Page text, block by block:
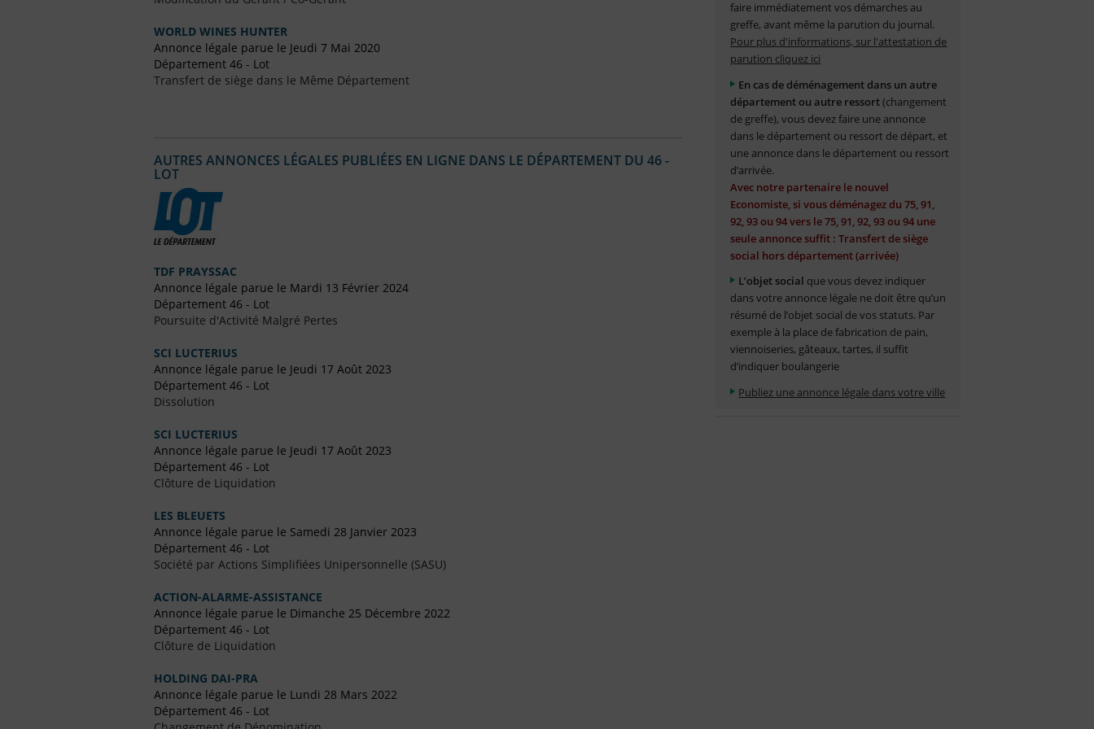
WORLD WINES HUNTER
Annonce légale parue le Jeudi 7 Mai 2020
Département 46 - Lot
Transfert de siège dans le Même Département
AUTRES ANNONCES LÉGALES PUBLIÉES EN LIGNE DANS LE DÉPARTEMENT DU 46 -
LOT
TDF PRAYSSAC
Annonce légale parue le Mardi 13 Février 2024
Département 46 - Lot
Poursuite d'Activité Malgré Pertes
SCI LUCTERIUS
Annonce légale parue le Jeudi 17 Août 2023
Département 46 - Lot
Dissolution
SCI LUCTERIUS
Annonce légale parue le Jeudi 17 Août 2023
Département 46 - Lot
Clôture de Liquidation
LES BLEUETS
Annonce légale parue le Samedi 28 Janvier 2023
Département 46 - Lot
Société par Actions Simplifiées Unipersonnelle (SASU)
ACTION-ALARME-ASSISTANCE
Annonce légale parue le Dimanche 25 Décembre 2022
Département 46 - Lot
Clôture de Liquidation
HOLDING DAI-PRA
Annonce légale parue le Lundi 28 Mars 2022
Département 46 - Lot
faire immédiatement vos démarches au
greffe, avant même la parution du journal.
Pour plus d'informations, sur l'attestation de
parution cliquez ici
En cas de déménagement dans un autre
département ou autre ressort(changement
de greffe), vous devez faire une annonce
dans le département ou ressort de départ, et
une annonce dans le département ou ressort
d’arrivée.
Avec notre partenaire le nouvel
Economiste, si vous déménagez du 75, 91,
92, 93 ou 94 vers le 75, 91, 92, 93 ou 94 une
seule annonce suffit : Transfert de siège
social hors département (arrivée)
L’objet social que vous devez indiquer
dans votre annonce légale ne doit être qu’un
résumé de l’objet social de vos statuts. Par
exemple à la place de fabrication de pain,
viennoiseries, gâteaux, tartes, il suffit
d’indiquer boulangerie
Publiez une annonce légale dans votre ville